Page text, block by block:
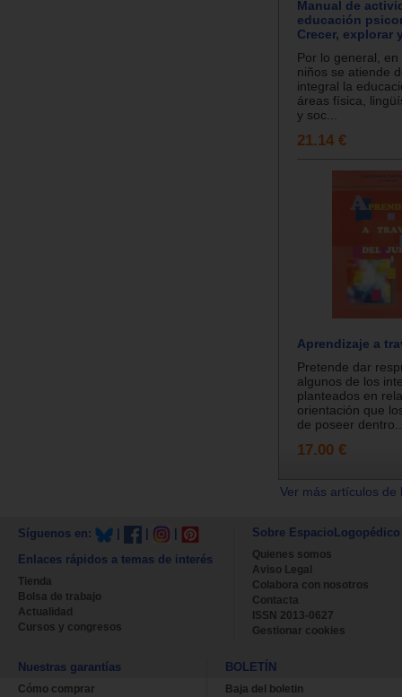
Manual de
educación
Crecer, explorar
Por lo general,
niños se atiende
integral la
áreas física,
y soc...
21.14 €
Aprendizaje a
Pretende dar
algunos de los
planteados en
orientación que
de poseer
17.00 €
Ver más artículos
Síguenos en:
Enlaces rápidos a temas de interés
Tienda
Bolsa de trabajo
Actualidad
Cursos y congresos
Sobre EspacioLogopédico
Quienes somos
Aviso Legal
Colabora con nosotros
Contacta
ISSN 2013-0627
Gestionar cookies
Nuestras garantías
Cómo comprar
BOLETÍN
Baja del boletin